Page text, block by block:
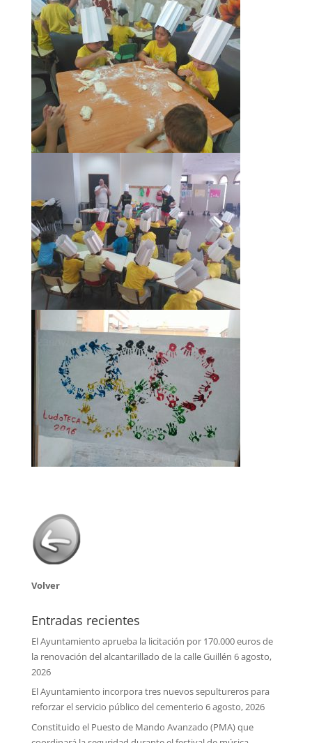
Volver
Entradas recientes
El Ayuntamiento aprueba la licitación por 170.000 euros de
la renovación del alcantarillado de la calle Guillén 6 agosto,
2026
El Ayuntamiento incorpora tres nuevos sepultureros para
reforzar el servicio público del cementerio 6 agosto, 2026
Constituido el Puesto de Mando Avanzado (PMA) que